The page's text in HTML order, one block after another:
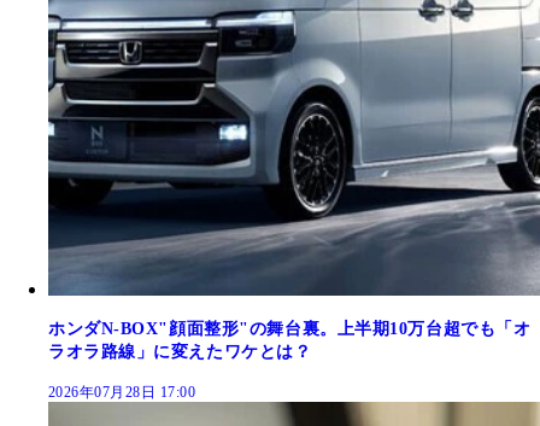
ホンダN-BOX"顔面整形"の舞台裏。上半期10万台超でも「オ
ラオラ路線」に変えたワケとは？
2026年07月28日 17:00